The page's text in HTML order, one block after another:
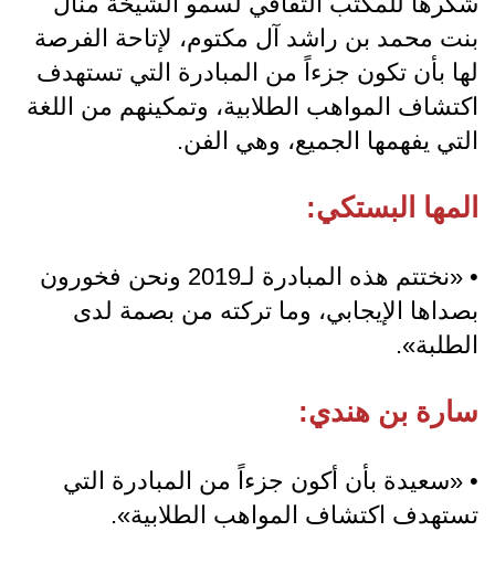
بنت محمد بن راشد آل مكتوم، لإتاحة الفرصة
لها بأن تكون جزءاً من المبادرة التي تستهدف
اكتشاف المواهب الطلابية، وتمكينهم من اللغة
التي يفهمها الجميع، وهي الفن.
المها البستكي:
• «نختتم هذه المبادرة لـ2019 ونحن فخورون
بصداها الإيجابي، وما تركته من بصمة لدى
الطلبة».
سارة بن هندي:
• «سعيدة بأن أكون جزءاً من المبادرة التي
تستهدف اكتشاف المواهب الطلابية».